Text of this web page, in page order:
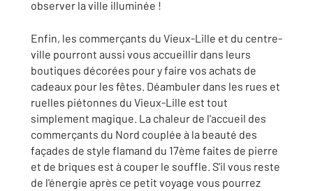
observer la ville illuminée !
Enfin, les commerçants du Vieux-Lille et du centre-
ville pourront aussi vous accueillir dans leurs
boutiques décorées pour y faire vos achats de
cadeaux pour les fêtes. Déambuler dans les rues et
ruelles piétonnes du Vieux-Lille est tout
simplement magique. La chaleur de l'accueil des
commerçants du Nord couplée à la beauté des
façades de style flamand du 17ème faites de pierre
et de briques est à couper le souffle. S'il vous reste
de l'énergie après ce petit voyage vous pourrez